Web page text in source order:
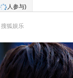
人参与)
搜狐娱乐